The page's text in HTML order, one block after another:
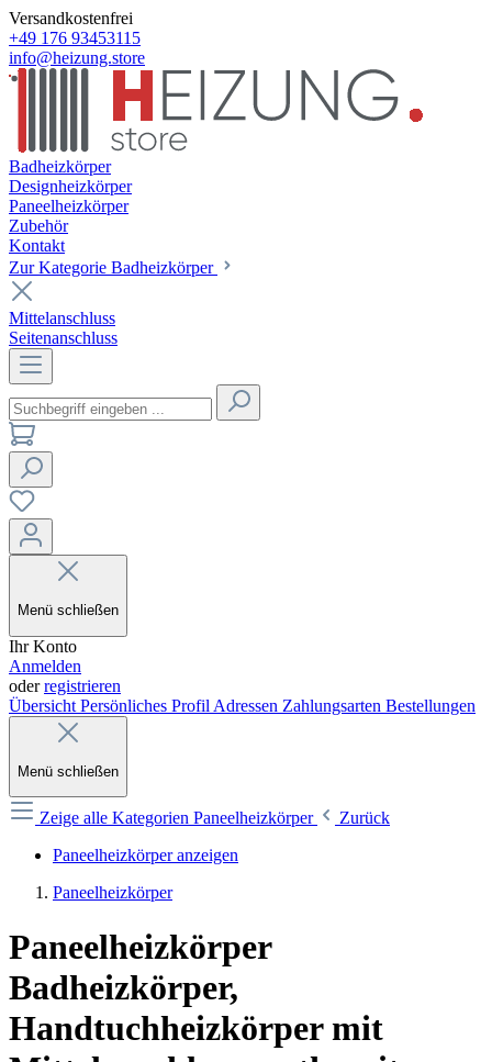
Versandkostenfrei
+49 176 93453115
info@heizung.store
Badheizkörper
Designheizkörper
Paneelheizkörper
Zubehör
Kontakt
Zur Kategorie Badheizkörper
Mittelanschluss
Seitenanschluss
Menü schließen
Ihr Konto
Anmelden
oderregistrieren
Übersicht Persönliches Profil Adressen Zahlungsarten Bestellungen
Menü schließen
Zeige alle Kategorien Paneelheizkörper
Zurück
Paneelheizkörper anzeigen
Paneelheizkörper
Paneelheizkörper
Badheizkörper,
Handtuchheizkörper mit